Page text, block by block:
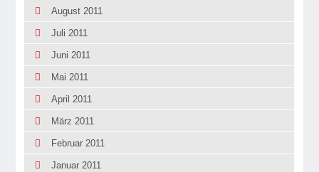
August 2011
Juli 2011
Juni 2011
Mai 2011
April 2011
März 2011
Februar 2011
Januar 2011